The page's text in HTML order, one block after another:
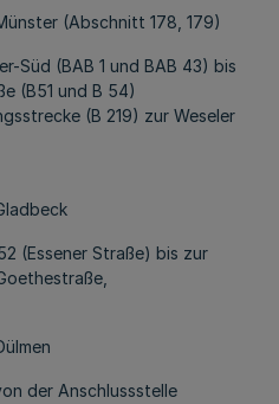
(Abschnitt 178, 179)
Süd (BAB 1 und BAB 43) bis
(B51 und B 54)
(B 219) zur Weseler
(Essener Straße) bis zur
der Anschlussstelle